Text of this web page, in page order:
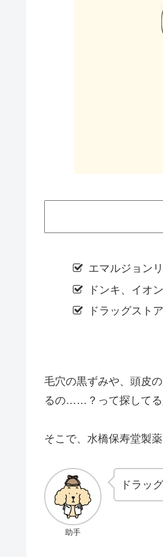
エマルジョン
ドンキ、イオ
ドラッグスト
毛穴の黒ずみや、頭皮
るの……？って探してる
そこで、水橋保寿堂製
助手
ドラッ